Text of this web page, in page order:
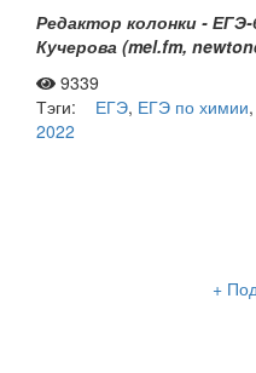
Редактор колонки -
Кучерова (mel.fm,
9339
Тэги:
ЕГЭ, ЕГЭ по химии,
2022
+